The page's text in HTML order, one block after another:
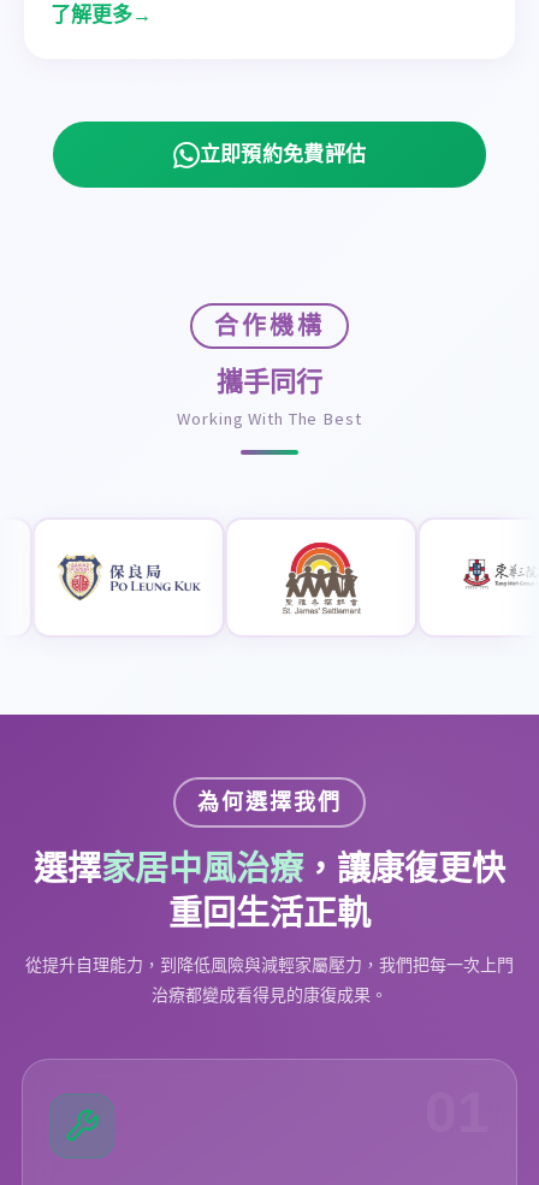
了解更多→
立即預約免費評估
合作機構
攜手同行
Working With The Best
為何選擇我們
選擇家居中風治療，讓康復更快
重回生活正軌
從提升自理能力，到降低風險與減輕家屬壓力，我們把每一次上門
治療都變成看得見的康復成果。